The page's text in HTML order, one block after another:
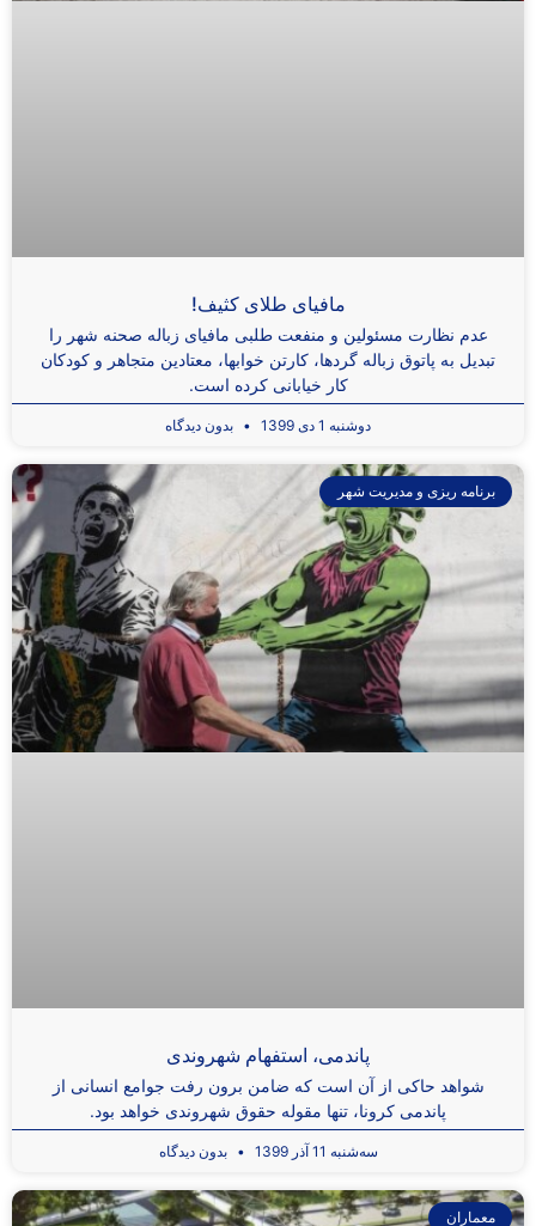
مافیای طلای کثیف!
عدم نظارت مسئولین و منفعت طلبی مافیای زباله صحنه شهر را
تبدیل به پاتوق زباله گردها، کارتن خوابها، معتادین متجاهر و کودکان
کار خیابانی کرده است.
دوشنبه 1 دی 1399 بدون دیدگاه
برنامه ریزی و مدیریت شهر
پاندمی، استفهام شهروندی
شواهد حاکی از آن است که ضامن برون رفت جوامع انسانی از
پاندمی کرونا، تنها مقوله حقوق شهروندی خواهد بود.
سه‌شنبه 11 آذر 1399 بدون دیدگاه
معماران